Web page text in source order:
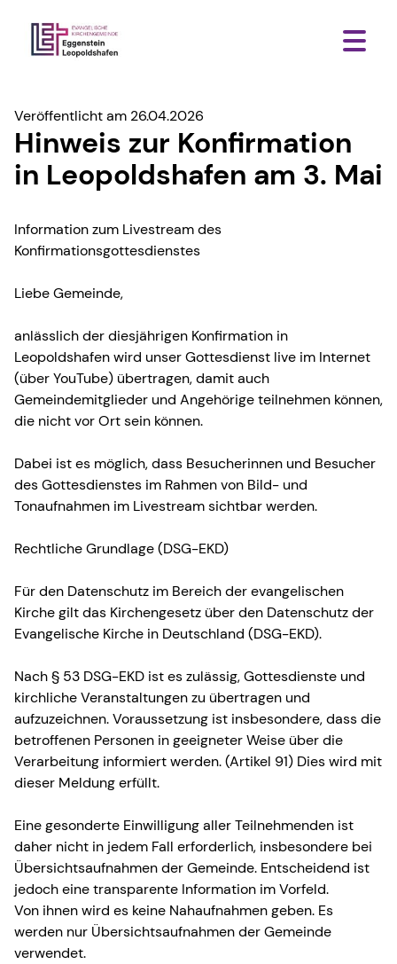
Veröffentlicht am 26.04.2026
Hinweis zur Konfirmation
in Leopoldshafen am 3. Mai
Information zum Livestream des
Konfirmationsgottesdienstes
Liebe Gemeinde,
anlässlich der diesjährigen Konfirmation in
Leopoldshafen wird unser Gottesdienst live im Internet
(über YouTube) übertragen, damit auch
Gemeindemitglieder und Angehörige teilnehmen können,
die nicht vor Ort sein können.
Dabei ist es möglich, dass Besucherinnen und Besucher
des Gottesdienstes im Rahmen von Bild- und
Tonaufnahmen im Livestream sichtbar werden.
Rechtliche Grundlage (DSG-EKD)
Für den Datenschutz im Bereich der evangelischen
Kirche gilt das Kirchengesetz über den Datenschutz der
Evangelische Kirche in Deutschland (DSG-EKD).
Nach § 53 DSG-EKD ist es zulässig, Gottesdienste und
kirchliche Veranstaltungen zu übertragen und
aufzuzeichnen. Voraussetzung ist insbesondere, dass die
betroffenen Personen in geeigneter Weise über die
Verarbeitung informiert werden. (Artikel 91) Dies wird mit
dieser Meldung erfüllt.
Eine gesonderte Einwilligung aller Teilnehmenden ist
daher nicht in jedem Fall erforderlich, insbesondere bei
Übersichtsaufnahmen der Gemeinde. Entscheidend ist
jedoch eine transparente Information im Vorfeld.
Von ihnen wird es keine Nahaufnahmen geben. Es
werden nur Übersichtsaufnahmen der Gemeinde
verwendet.